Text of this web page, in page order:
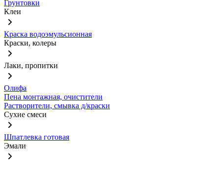
Грунтовки
Клеи
Краска водоэмульсионная
Краски, колеры
Лаки, пропитки
Олифа
Пена монтажная, очистители
Растворители, смывка д/краски
Сухие смеси
Шпатлевка готовая
Эмали